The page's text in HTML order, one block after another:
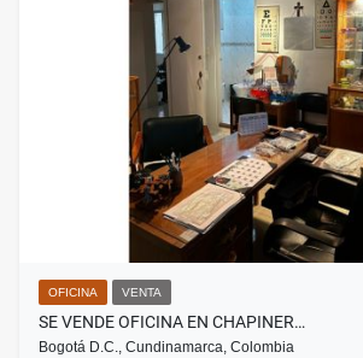
OFICINA VENTA
SE VENDE OFICINA EN CHAPINER…
Bogotá D.C., Cundinamarca, Colombia